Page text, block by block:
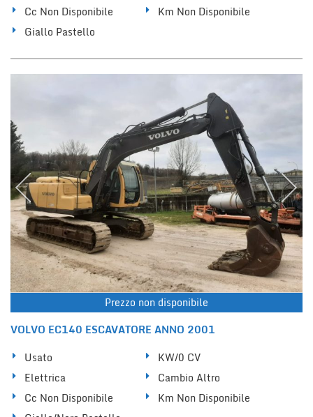
Cc Non Disponibile
Km Non Disponibile
Giallo Pastello
Prezzo non disponibile
VOLVO EC140 ESCAVATORE ANNO 2001
Usato
KW/0 CV
Elettrica
Cambio Altro
Cc Non Disponibile
Km Non Disponibile